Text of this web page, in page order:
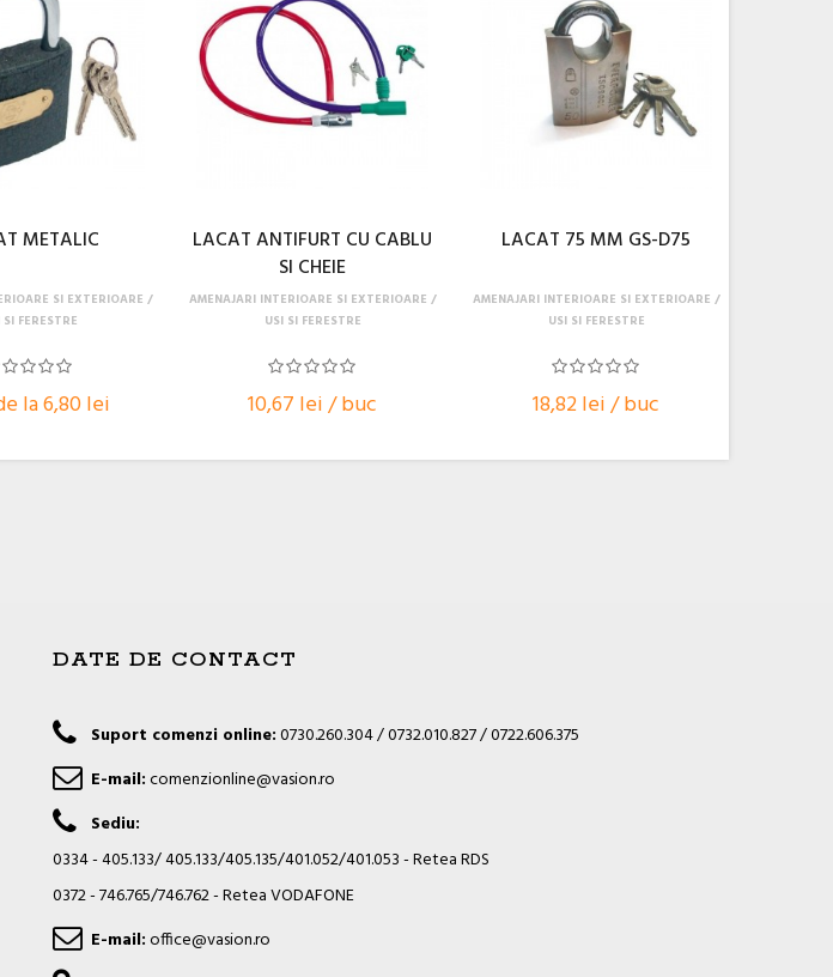
METALIC
la 6,80 lei
SI EXTERIOARE
SI FERESTRE
LACAT ANTIFURT CU CABLU
SI CHEIE
10,67 lei / buc
AMENAJARI INTERIOARE SI EXTERIOARE
USI SI FERESTRE
LACAT 75 MM GS-D75
18,82 lei / buc
AMENAJARI INTERIOARE SI EXTERIOARE
USI SI FERESTRE
DATE DE CONTACT
Suport comenzi online:0730.260.304 / 0732.010.827 / 0722.606.375
E-mail:comenzionline@vasion.ro
Sediu:
0334 - 405.133/ 405.133/405.135/401.052/401.053 - Retea RDS
0372 - 746.765/746.762 - Retea VODAFONE
E-mail:office@vasion.ro